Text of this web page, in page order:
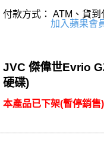
付款方式： ATM、貨
加入蘋果會
JVC 傑偉世Evrio
硬碟)
本產品已下架(暫停銷